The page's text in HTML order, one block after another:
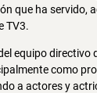
que ha servido,
TV3.
equipo directivo
como
a actores y